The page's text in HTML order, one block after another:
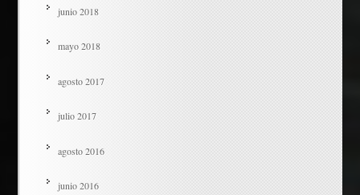
junio 2018
mayo 2018
agosto 2017
julio 2017
agosto 2016
junio 2016